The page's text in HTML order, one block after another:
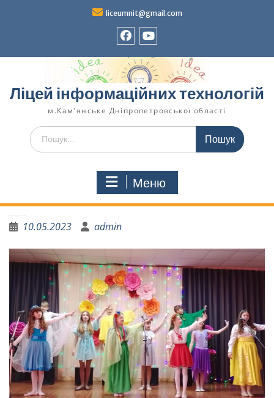
liceumnit@gmail.com
Ліцей інформаційних технологій
м.Кам'янське Дніпропетровської області
Меню
10.05.2023 admin